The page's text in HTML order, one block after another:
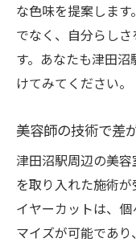
な色味を提案しま
でなく、自分らし
す。あなたも津田
けてみてください。
美容師の技術で差
津田沼駅周辺の美
を取り入れた施術
イヤーカットは、
マイズが可能であ